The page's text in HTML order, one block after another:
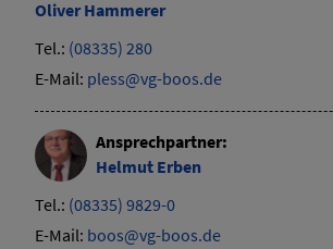
OliverHammerer
Tel.: (08335) 280
E-Mail: pless@vg-boos.de
Ansprechpartner:
Helmut Erben
Tel.: (08335) 9829-0
E-Mail: boos@vg-boos.de